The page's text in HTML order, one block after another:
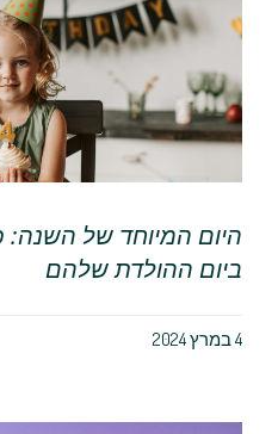
היום המיוחד של השנה:
ביום ההולדת שלהם